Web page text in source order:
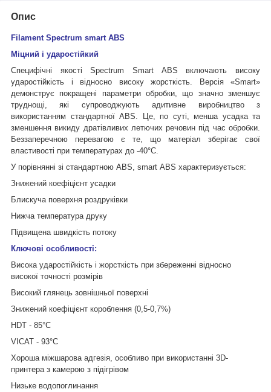
Опис
Filament Spectrum smart ABS
Міцний і ударостійкий
Специфічні якості Spectrum Smart ABS включають високу
ударостійкість і відносно високу жорсткість. Версія «Smart»
демонструє покращені параметри обробки, що значно зменшує
труднощі, які супроводжують адитивне виробництво з
використанням стандартної ABS. Це, по суті, менша усадка та
зменшення викиду дратівливих летючих речовин під час обробки.
Беззаперечною перевагою є те, що матеріал зберігає свої
властивості при температурах до -40°C.
У порівнянні зі стандартною ABS, smart ABS характеризується:
Знижений коефіцієнт усадки
Блискуча поверхня роздруківки
Нижча температура друку
Підвищена швидкість потоку
Ключові особливості:
Висока ударостійкість і жорсткість при збереженні відносно
високої точності розмірів
Високий глянець зовнішньої поверхні
Знижений коефіцієнт короблення (0,5-0,7%)
HDT - 85°C
VICAT - 93°C
Хороша міжшарова адгезія, особливо при використанні 3D-
принтера з камерою з підігрівом
Низьке водопоглинання